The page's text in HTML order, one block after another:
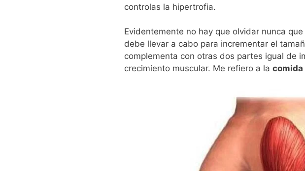
controlas la hipertrofia.
Evidentemente no hay que olvidar nunca que
debe llevar a cabo para incrementar el
complementa con otras dos partes igual de
crecimiento muscular. Me refiero a la comida